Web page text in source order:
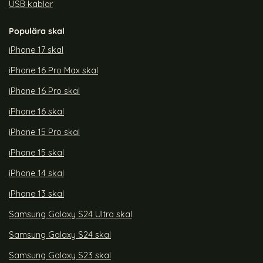
USB kablar
Populära skal
iPhone 17 skal
iPhone 16 Pro Max skal
iPhone 16 Pro skal
iPhone 16 skal
iPhone 15 Pro skal
iPhone 15 skal
iPhone 14 skal
iPhone 13 skal
Samsung Galaxy S24 Ultra skal
Samsung Galaxy S24 skal
Samsung Galaxy S23 skal